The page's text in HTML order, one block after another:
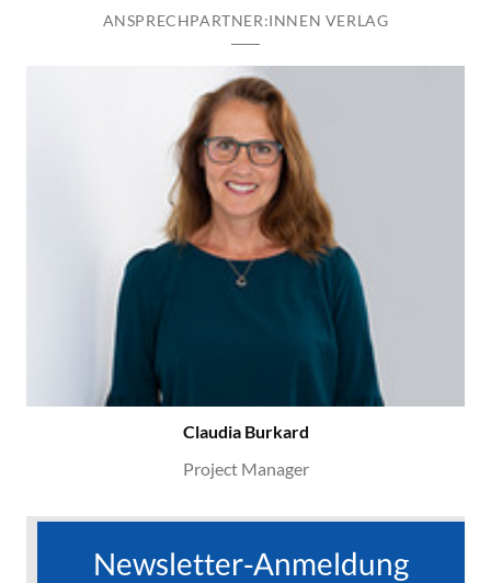
ANSPRECHPARTNER:INNEN VERLAG
Claudia Burkard
Project Manager
Newsletter-Anmeldung